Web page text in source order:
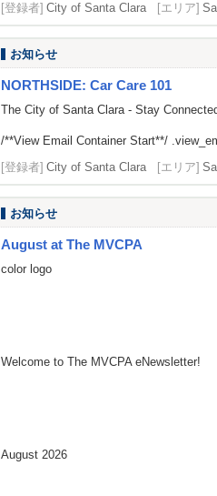
[登録者] City of Santa Clara [エリア]
お知らせ
NORTHSIDE: Car Care 101
The City of Santa Clara - Stay
/**View Email Container Start**/
[登録者] City of Santa Clara [エリア]
お知らせ
August at The MVCPA
color logo
Welcome to The MVCPA eNewsletter!
August 2026